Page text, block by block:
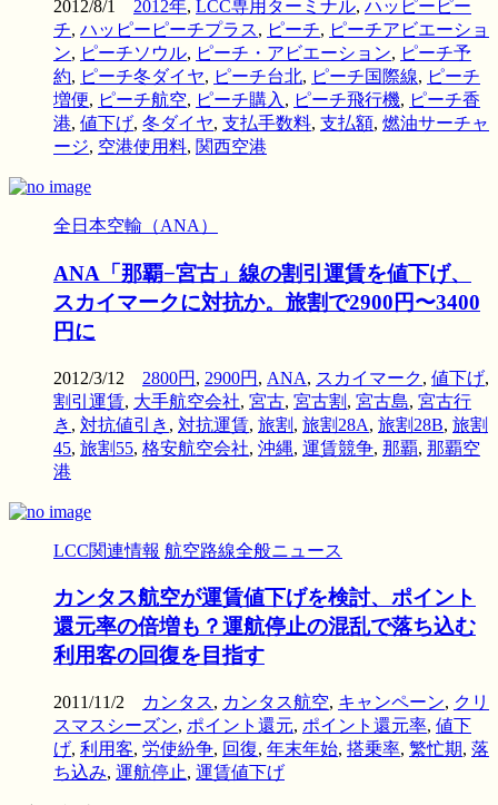
2012/8/1 2012年, LCC専用ターミナル, ハッピーピー
チ, ハッピーピーチプラス, ピーチ, ピーチアビエーショ
ン, ピーチソウル, ピーチ・アビエーション, ピーチ予
約, ピーチ冬ダイヤ, ピーチ台北, ピーチ国際線, ピーチ
増便, ピーチ航空, ピーチ購入 , ピーチ飛行機, ピーチ香
港, 値下げ, 冬ダイヤ, 支払手数料, 支払額, 燃油サーチャ
ージ, 空港使用料, 関西空港
全日本空輸（ANA）
ANA「那覇−宮古」線の割引運賃を値下げ、
スカイマークに対抗か。旅割で2900円〜3400
円に
2012/3/12 2800円 , 2900円 , ANA, スカイマーク, 値下げ,
割引運賃, 大手航空会社, 宮古, 宮古割 , 宮古島, 宮古行
き , 対抗値引き , 対抗運賃, 旅割 , 旅割28A, 旅割28B, 旅割
45, 旅割55, 格安航空会社, 沖縄, 運賃競争, 那覇, 那覇空
港
LCC関連情報 航空路線全般ニュース
カンタス航空が運賃値下げを検討、ポイント
還元率の倍増も？運航停止の混乱で落ち込む
利用客の回復を目指す
2011/11/2 カンタス, カンタス航空, キャンペーン, クリ
スマスシーズン, ポイント還元, ポイント還元率, 値下
げ, 利用客, 労使紛争, 回復, 年末年始, 搭乗率, 繁忙期, 落
ち込み, 運航停止, 運賃値下げ